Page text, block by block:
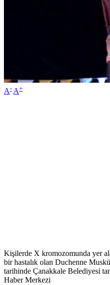
A- A+
Kişilerde X kromozomunda yer
bir hastalık olan Duchenne
tarihinde Çanakkale Belediyesi
Haber Merkezi